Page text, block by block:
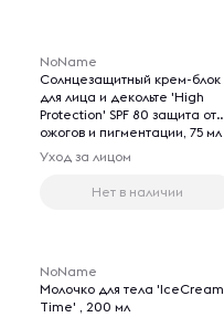
NoName
Солнцезащитный крем-блок
для лица и декольте 'High
Protection' SPF 80 защита от
ожогов и пигментации, 75 мл
Уход за лицом
Нет в наличии
NoName
Молочко для тела 'IceCream
Time' , 200 мл